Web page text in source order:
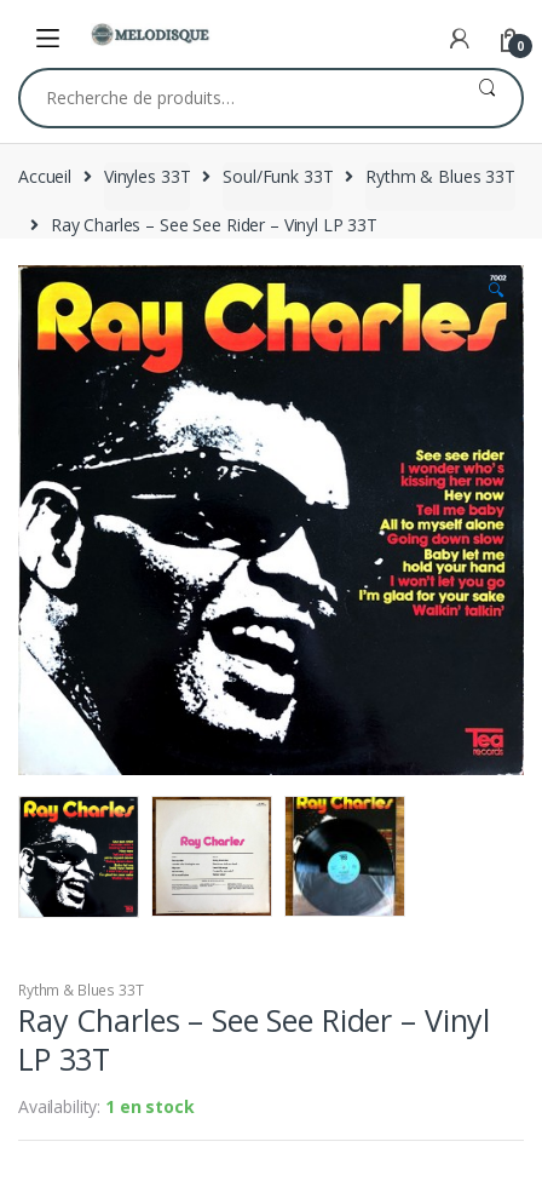
navigation
content
0
Recherche
pour :
Accueil Vinyles 33T Soul/Funk 33T Rythm & Blues 33T
Ray Charles – See See Rider – Vinyl LP 33T
🔍
Rythm & Blues 33T
Ray Charles – See See Rider – Vinyl
LP 33T
Availability: 1 en stock